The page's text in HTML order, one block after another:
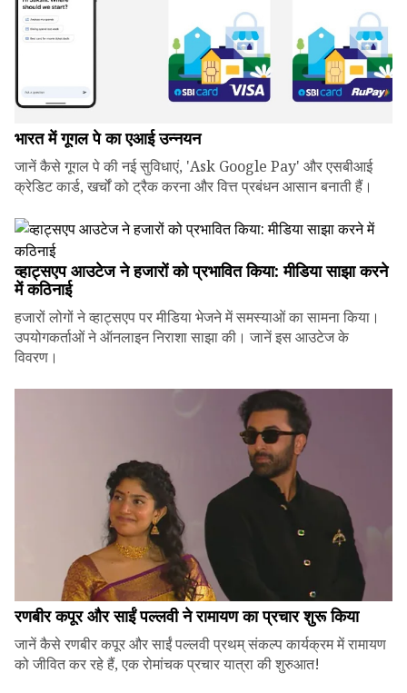
भारत में गूगल पे का एआई उन्नयन
जानें कैसे गूगल पे की नई सुविधाएं, 'Ask Google Pay' और एसबीआई
क्रेडिट कार्ड, खर्चों को ट्रैक करना और वित्त प्रबंधन आसान बनाती हैं।
व्हाट्सएप आउटेज ने हजारों को प्रभावित किया: मीडिया साझा करने
में कठिनाई
हजारों लोगों ने व्हाट्सएप पर मीडिया भेजने में समस्याओं का सामना किया।
उपयोगकर्ताओं ने ऑनलाइन निराशा साझा की। जानें इस आउटेज के
विवरण।
रणबीर कपूर और साईं पल्लवी ने रामायण का प्रचार शुरू किया
जानें कैसे रणबीर कपूर और साईं पल्लवी प्रथम् संकल्प कार्यक्रम में रामायण
को जीवित कर रहे हैं, एक रोमांचक प्रचार यात्रा की शुरुआत!